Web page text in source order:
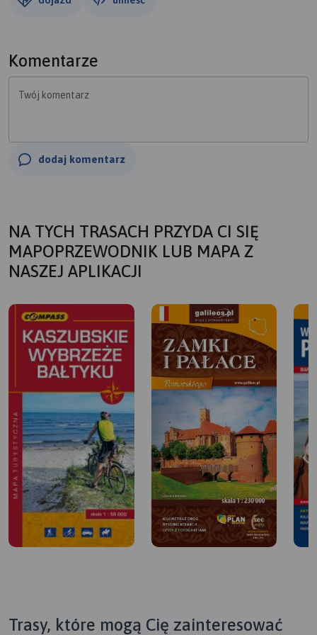
Komentarze
Twój komentarz
dodaj komentarz
NA TYCH TRASACH PRZYDA CI SIĘ
MAPOPRZEWODNIK LUB MAPA Z
NASZEJ APLIKACJI
Trasy, które mogą Cię zainteresować